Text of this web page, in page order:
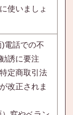
使いましょ
)電話での不
誘に要注
定商取引法
改正されま